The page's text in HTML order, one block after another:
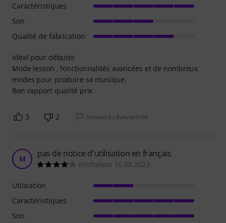
Idéal pour débuter
Mode lesson , fonctionnalités avancées et de nombreux
modes pour produire sa musique.
Bon rapport qualité prix
Caractéristiques
Son
Qualité de fabrication
3 2 SIGNALER L'ÉVALUATION
M pas de notice d'utilisation en français
micheless 16.03.2023
Utilisation
Caractéristiques
Son